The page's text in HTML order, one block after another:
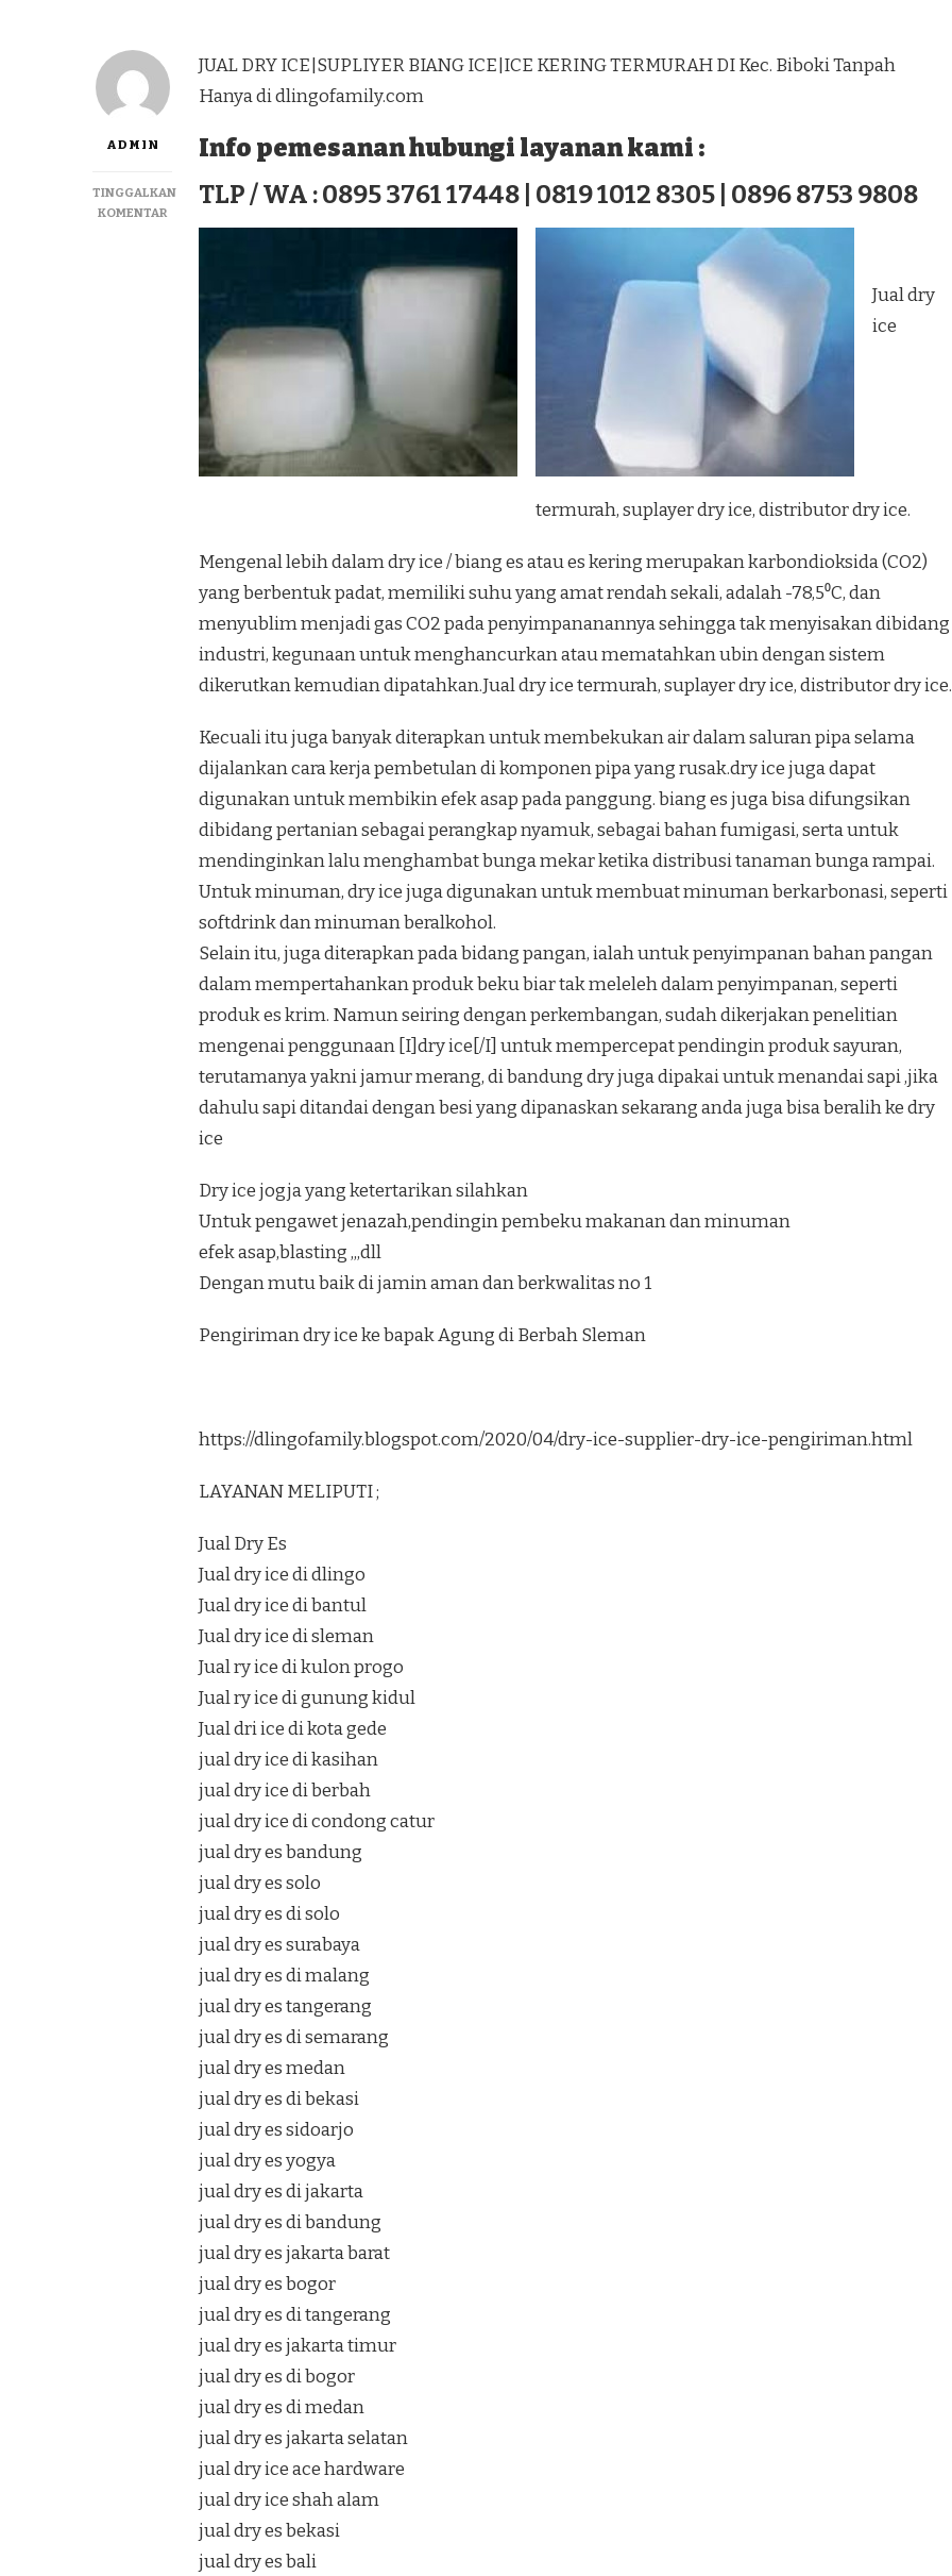
ADMIN
TINGGALKAN
KOMENTARPADA
TERMURAH
TANPAH
JUAL DRY ICE|SUPLIYER BIANG ICE|ICE KERING TERMURAH DI Kec. Biboki Tanpah
Hanya di dlingofamily.com
Info pemesanan hubungi layanan kami :
TLP / WA : 0895 3761 17448 | 0819 1012 8305 | 0896 8753 9808
Jual dry
ice
termurah, suplayer dry ice, distributor dry ice.
Mengenal lebih dalam dry ice / biang es atau es kering merupakan karbondioksida (CO2)
yang berbentuk padat, memiliki suhu yang amat rendah sekali, adalah -78,5⁰C, dan
menyublim menjadi gas CO2 pada penyimpananannya sehingga tak menyisakan dibidang
industri, kegunaan untuk menghancurkan atau mematahkan ubin dengan sistem
dikerutkan kemudian dipatahkan.Jual dry ice termurah, suplayer dry ice, distributor dry ice.
Kecuali itu juga banyak diterapkan untuk membekukan air dalam saluran pipa selama
dijalankan cara kerja pembetulan di komponen pipa yang rusak.dry ice juga dapat
digunakan untuk membikin efek asap pada panggung. biang es juga bisa difungsikan
dibidang pertanian sebagai perangkap nyamuk, sebagai bahan fumigasi, serta untuk
mendinginkan lalu menghambat bunga mekar ketika distribusi tanaman bunga rampai.
Untuk minuman, dry ice juga digunakan untuk membuat minuman berkarbonasi, seperti
softdrink dan minuman beralkohol.
Selain itu, juga diterapkan pada bidang pangan, ialah untuk penyimpanan bahan pangan
dalam mempertahankan produk beku biar tak meleleh dalam penyimpanan, seperti
produk es krim. Namun seiring dengan perkembangan, sudah dikerjakan penelitian
mengenai penggunaan [I]dry ice[/I] untuk mempercepat pendingin produk sayuran,
terutamanya yakni jamur merang, di bandung dry juga dipakai untuk menandai sapi ,jika
dahulu sapi ditandai dengan besi yang dipanaskan sekarang anda juga bisa beralih ke dry
ice
Dry ice jogja yang ketertarikan silahkan
Untuk pengawet jenazah,pendingin pembeku makanan dan minuman
efek asap,blasting ,,,dll
Dengan mutu baik di jamin aman dan berkwalitas no 1
Pengiriman dry ice ke bapak Agung di Berbah Sleman
https://dlingofamily.blogspot.com/2020/04/dry-ice-supplier-dry-ice-pengiriman.html
LAYANAN MELIPUTI ;
Jual Dry Es
Jual dry ice di dlingo
Jual dry ice di bantul
Jual dry ice di sleman
Jual ry ice di kulon progo
Jual ry ice di gunung kidul
Jual dri ice di kota gede
jual dry ice di kasihan
jual dry ice di berbah
jual dry ice di condong catur
jual dry es bandung
jual dry es solo
jual dry es di solo
jual dry es surabaya
jual dry es di malang
jual dry es tangerang
jual dry es di semarang
jual dry es medan
jual dry es di bekasi
jual dry es sidoarjo
jual dry es yogya
jual dry es di jakarta
jual dry es di bandung
jual dry es jakarta barat
jual dry es bogor
jual dry es di tangerang
jual dry es jakarta timur
jual dry es di bogor
jual dry es di medan
jual dry es jakarta selatan
jual dry ice ace hardware
jual dry ice shah alam
jual dry es bekasi
jual dry es bali